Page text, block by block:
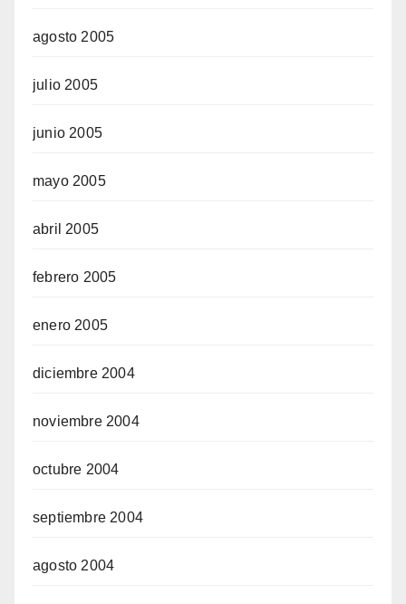
agosto 2005
julio 2005
junio 2005
mayo 2005
abril 2005
febrero 2005
enero 2005
diciembre 2004
noviembre 2004
octubre 2004
septiembre 2004
agosto 2004